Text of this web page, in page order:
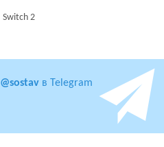
Switch 2
@sostav в Telegram